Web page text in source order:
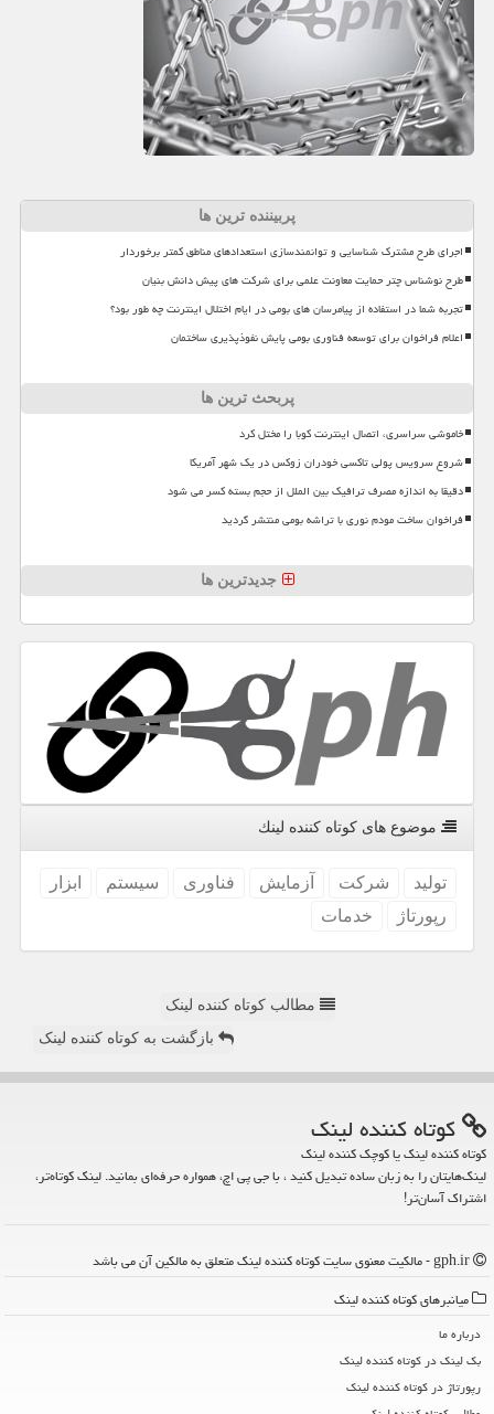
پربیننده ترین ها
اجرای طرح مشترک شناسایی و توانمندسازی استعدادهای مناطق کمتر برخوردار
طرح نوشناس چتر حمایت معاونت علمی برای شرکت های پیش دانش بنیان
تجربه شما در استفاده از پیامرسان های بومی در ایام اختلال اینترنت چه طور بود؟
اعلام فراخوان برای توسعه فناوری بومی پایش نفوذپذیری ساختمان
پربحث ترین ها
خاموشی سراسری، اتصال اینترنت کوبا را مختل کرد
شروع سرویس پولی تاکسی خودران زوکس در یک شهر آمریکا
دقیقا به اندازه مصرف ترافیک بین الملل از حجم بسته کسر می شود
فراخوان ساخت مودم نوری با تراشه بومی منتشر گردید
جدیدترین ها
موضوع های كوتاه كننده لینك
تولید شركت آزمایش فناوری سیستم
ابزار
رپورتاژ
خدمات
مطالب کوتاه کننده لینک
بازگشت به کوتاه کننده لینک
كوتاه كننده لینك
کوتاه کننده لینک یا کوچک کننده لینک
لینک‌هایتان را به زبان ساده تبدیل کنید ، با جی پی اچ، همواره حرفه‌ای بمانید. لینک کوتاه‌تر،
اشتراک آسان‌تر!
میانبرهای كوتاه كننده لینك
درباره ما
بک لینک در كوتاه كننده لینك
رپورتاژ در كوتاه كننده لینك